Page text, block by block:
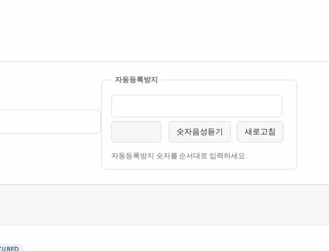
자동등록방지
숫자음성듣기 새로고침
자동등록방지 숫자를 순서대로 입력하세요.